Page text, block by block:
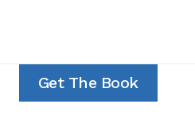
Get The Book